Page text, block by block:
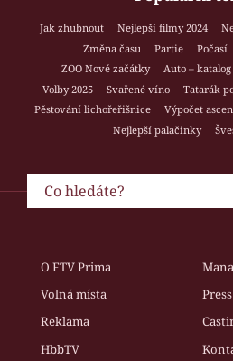
Jak zhubnout Nejlepší filmy 2024
Změna času
Partie Počasí
ZOO Nové začátky
Auto – katalog
Volby 2025
Svařené víno Tatarák
Pěstování lichořeřišnice
Výpočet
Nejlepší palačinky
O FTV Prima
Volná místa
Press
Reklama
HbbTV